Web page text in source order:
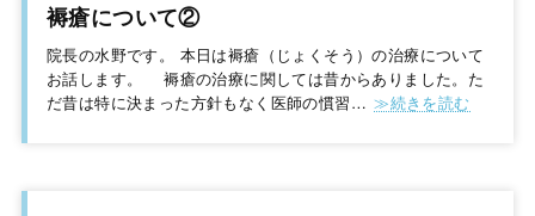
褥瘡について②
院長の水野です。 本日は褥瘡（じょくそう）の治療について
お話します。 褥瘡の治療に関しては昔からありました。た
だ昔は特に決まった方針もなく医師の慣習…